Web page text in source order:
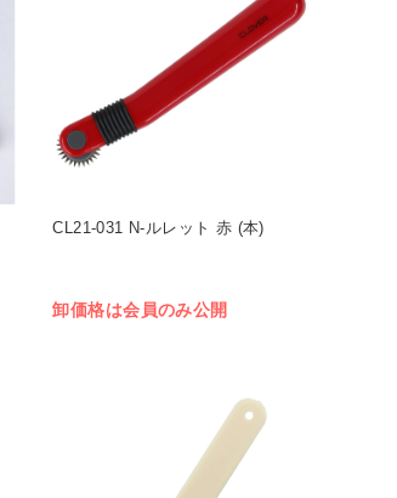
CL21-031 N-ルレット 赤 (本)
卸価格は会員のみ公開